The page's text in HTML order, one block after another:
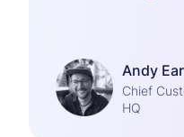
Andy
Chief
HQ